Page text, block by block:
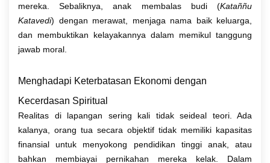
mereka. Sebaliknya, anak membalas budi (Kataññu
Katavedi) dengan merawat, menjaga nama baik keluarga,
dan membuktikan kelayakannya dalam memikul tanggung
jawab moral.
Menghadapi Keterbatasan Ekonomi dengan
Kecerdasan Spiritual
Realitas di lapangan sering kali tidak seideal teori. Ada
kalanya, orang tua secara objektif tidak memiliki kapasitas
finansial untuk menyokong pendidikan tinggi anak, atau
bahkan membiayai pernikahan mereka kelak. Dalam